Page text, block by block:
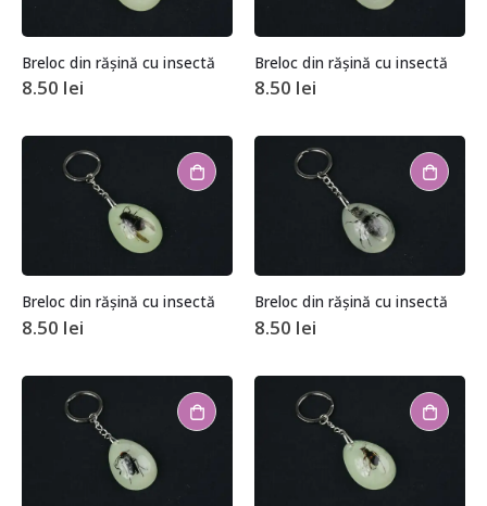
Breloc din rășină cu insectă
8.50 lei
Breloc din rășină cu insectă
8.50 lei
Breloc din rășină cu insectă
8.50 lei
Breloc din rășină cu insectă
8.50 lei